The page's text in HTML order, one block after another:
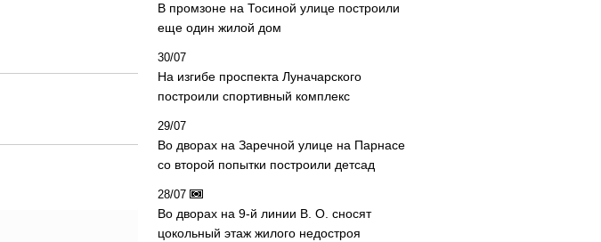
В промзоне на Тосиной улице построили
еще один жилой дом
30/07
На изгибе проспекта Луначарского
построили спортивный комплекс
29/07
Во дворах на Заречной улице на Парнасе
со второй попытки построили детсад
28/07
Во дворах на 9-й линии В. О. сносят
цокольный этаж жилого недостроя